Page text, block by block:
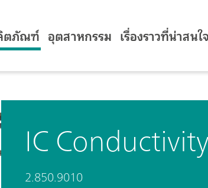
ตภัณฑ์ อุตสาหกรรม เรื่องราวที่น่าสนใจ
IC
2.850.9010